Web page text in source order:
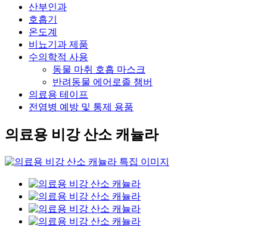
산부인과
호흡기
온도계
비뇨기과 제품
수의학적 사용
동물 마취 호흡 마스크
반려동물 에어로졸 챔버
의료용 테이프
전염병 예방 및 통제 용품
의료용 비강 산소 캐뉼라